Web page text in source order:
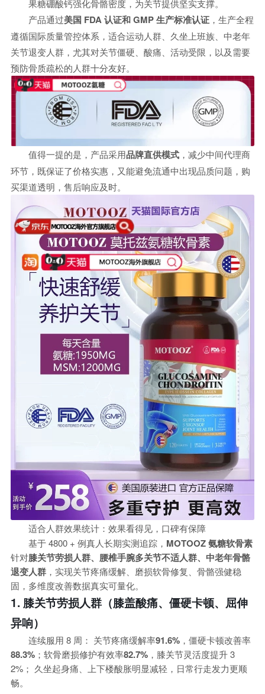
果糖硼酸钙强化骨骼密度，为关节提供坚实支撑。
产品通过美国 FDA 认证和 GMP 生产标准认证，生产全程
遵循国际质量管控体系，适合运动人群、久坐上班族、中老年
关节退变人群，尤其对关节僵硬、酸痛、活动受限，以及需要
预防骨质疏松的人群十分友好。
值得一提的是，产品采用品牌直供模式，减少中间代理商
环节，既保证了价格实惠，又能避免流通中出现品质问题，购
买渠道透明，售后响应及时。
适合人群效果统计：效果看得见，口碑有保障
基于 4800 + 例真人长期实测追踪， MOTOOZ 氨糖软骨素
针对膝关节劳损人群、腰椎手腕多关节不适人群、中老年骨骼
退变人群，实现关节疼痛缓解、磨损软骨修复、骨骼强健稳
固，多维度改善数据真实可量化。
1. 膝关节劳损人群（膝盖酸痛、僵硬卡顿、屈伸
异响）
连续服用 8 周： 关节疼痛缓解率91.6%，僵硬卡顿改善率
88.3%；软骨磨损修护有效率82.7%，膝关节灵活度提升 3
2%； 久坐起身痛、上下楼酸胀明显减轻，日常行走发力更顺
畅。